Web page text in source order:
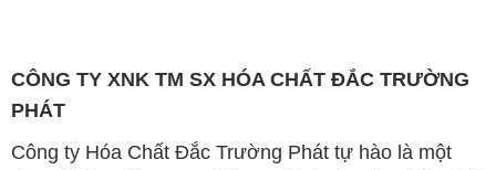
CÔNG TY XNK TM SX HÓA CHẤT ĐẮC TRƯỜNG
PHÁT
Công ty Hóa Chất Đắc Trường Phát tự hào là một